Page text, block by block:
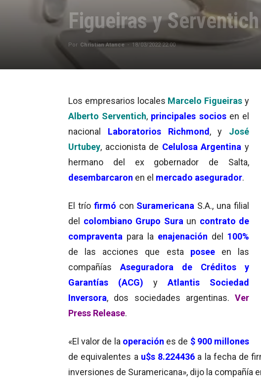
Figueiras y
Por Christian Atance - 18/03/2022 22:00
Los empresarios locales Marcelo Figueiras y
Alberto Serventich, principales sociosen el
nacional Laboratorios Richmond, y José
Urtubey, accionista de Celulosa Argentina y
hermano del ex gobernador de Salta,
desembarcaron en el mercado asegurador.
El trío firmó con Suramericana S.A., una filial
del colombiano Grupo Sura un contrato de
compraventa para la enajenación del 100%
de las acciones que esta poseeen las
compañías Aseguradora de Créditos y
Garantías (ACG) y Atlantis Sociedad
Inversora, dos sociedades argentinas. Ver
Press Release.
«El valor de la operación es de $ 900 millones
de equivalentes a u$s 8.224436 a la fecha de
inversiones de Suramericana», dijo la compañía